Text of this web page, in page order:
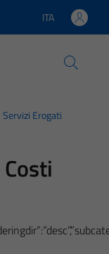
Lingua attiva:
ITA
Servizi Erogati
Costi